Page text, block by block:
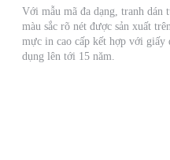
Với mẫu mã đa dạng, tranh
màu sắc rõ nét được sản xuất
mực in cao cấp kết hợp với
dụng lên tới 15 năm.